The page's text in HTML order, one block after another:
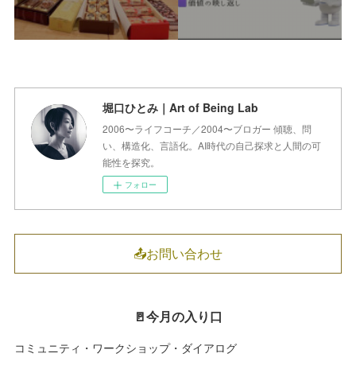
堀口ひとみ｜Art of Being Lab
2006〜ライフコーチ／2004〜ブロガー 傾聴、問
い、構造化、言語化。AI時代の自己探求と人間の可
能性を探究。
フォロー
📤お問い合わせ
🚪今月の入り口
コミュニティ・ワークショップ・ダイアログ